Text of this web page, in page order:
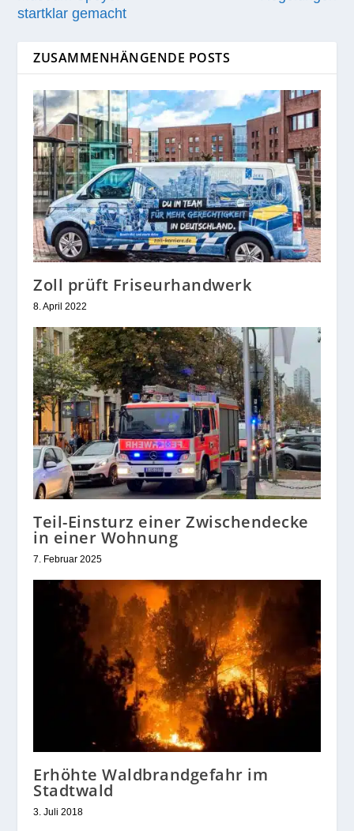
startklar gemacht
ZUSAMMENHÄNGENDE POSTS
Zoll prüft Friseurhandwerk
8. April 2022
Teil-Einsturz einer Zwischendecke
in einer Wohnung
7. Februar 2025
Erhöhte Waldbrandgefahr im
Stadtwald
3. Juli 2018